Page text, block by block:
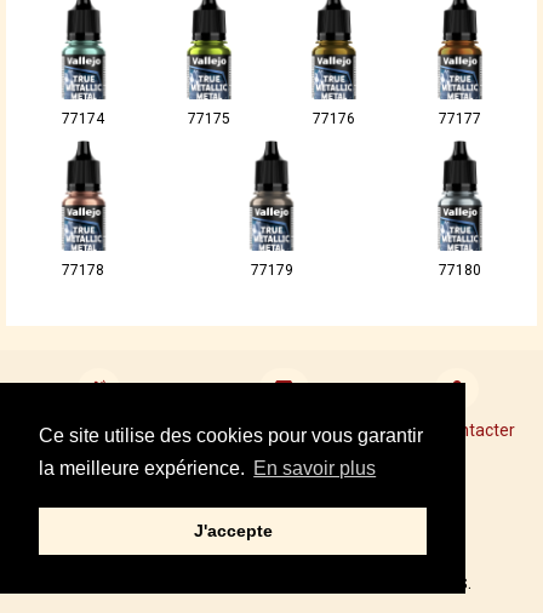
Ce site utilise des cookies pour vous garantir
la meilleure expérience. En savoir plus
J'accepte
77174 77175 77176 77177
77178 77179 77180
Devenir revendeur Points de Vente Conseil Nous contacter
Mentions légales
© 2002,2021 – PRINCE AUGUST, TOUS DROITS RÉSERVÉS.